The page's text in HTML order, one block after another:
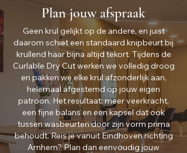
Plan jouw afspraak
Geen krul gelijkt op de andere, en juist
daarom schiet een standaard knipbeurt bij
krullend haar bijna altijd tekort. Tijdens de
Curlable Dry Cut werken we volledig droog
en pakken we elke krul afzonderlijk aan,
helemaal afgestemd op jouw eigen
patroon. Het resultaat: meer veerkracht,
een fijne balans en een kapsel dat ook
tussen wasbeurten door zijn vorm prima
behoudt. Reis je vanuit Eindhoven richting
Arnhem? Plan dan eenvoudig jouw